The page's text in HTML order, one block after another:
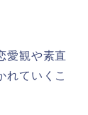
愛観や素直
れていくこ